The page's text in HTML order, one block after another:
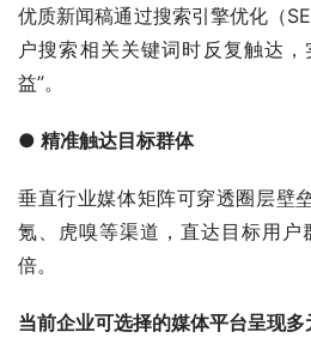
优质新闻稿通过搜索引擎优化（
户搜索相关关键词时反复触达
益”。
● 精准触达目标群体
垂直行业媒体矩阵可穿透圈层壁
氪、虎嗅等渠道，直达目标用
倍。
当前企业可选择的媒体平台呈现多